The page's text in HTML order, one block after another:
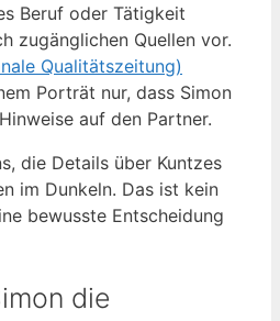
Beruf oder Tätigkeit
zugänglichen Quellen vor.
Qualitätszeitung)
Porträt nur, dass Simon
auf den Partner.
die Details über Kuntzes
im Dunkeln. Das ist kein
bewusste Entscheidung
die